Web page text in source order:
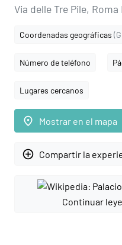
Via delle Tre Pile,
Coordenadas geográficas
Número de teléfono
Lugares cercanos
place Mostrar en el mapa
add_circle_outline Compartir la
Continuar